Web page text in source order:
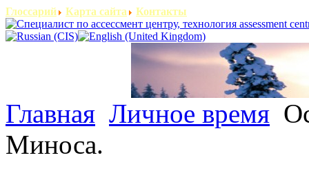
Глоссарий Карта сайта Контакты
Главная Личное время
Миноса.